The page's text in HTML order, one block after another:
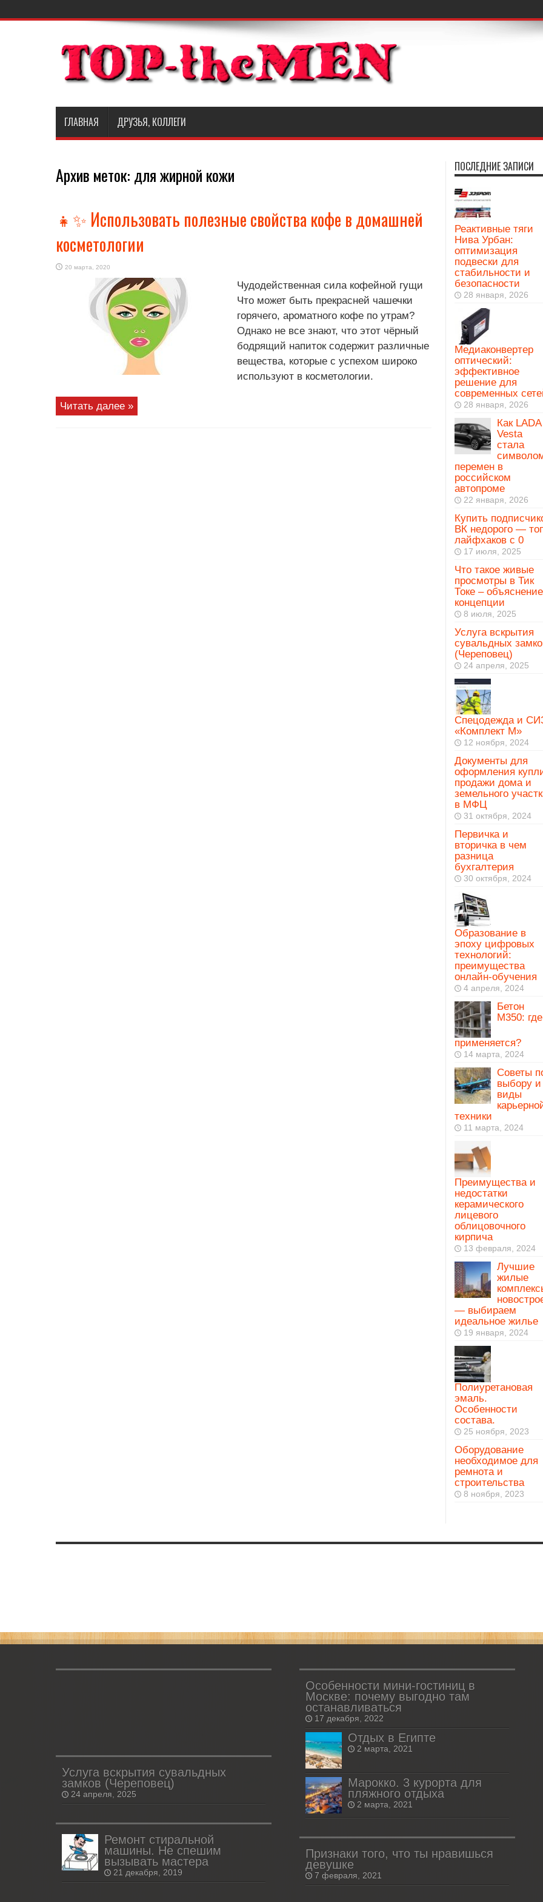
ГЛАВНАЯ ДРУЗЬЯ, КОЛЛЕГИ
Архив меток: для жирной кожи
👧✨ Использовать полезные свойства кофе в домашней
косметологии
20 марта, 2020
Чудодейственная сила кофейной гущи
Что может быть прекрасней чашечки
горячего, ароматного кофе по утрам?
Однако не все знают, что этот чёрный
бодрящий напиток содержит различные
вещества, которые с успехом широко
используют в косметологии.
Читать далее »
ПОСЛЕДНИЕ ЗАПИСИ
Реактивные тяги
Нива Урбан:
оптимизация
подвески для
стабильности и
безопасности
28 января, 2026
Медиаконвертер
оптический:
эффективное
решение для
современных
28 января, 2026
Как LADA
Vesta
стала
перемен в
российском
автопроме
22 января, 2026
Купить
ВК недорого —
лайфхаков с 0
17 июля, 2025
Что такое живые
просмотры в Тик
Токе – объяснение
концепции
8 июля, 2025
Услуга вскрытия
сувальдных
(Череповец)
24 апреля, 2025
Спецодежда и
«Комплект М»
12 ноября, 2024
Документы для
оформления
продажи дома и
земельного
в МФЦ
31 октября, 2024
Первичка и
вторичка в чем
разница
бухгалтерия
30 октября, 2024
Образование в
эпоху цифровых
технологий:
преимущества
онлайн-обучения
4 апреля, 2024
Бетон
М350: где
применяется?
14 марта, 2024
Советы
выбору и
виды
техники
11 марта, 2024
Преимущества и
недостатки
керамического
лицевого
облицовочного
кирпича
13 февраля, 2024
Лучшие
жилые
— выбираем
идеальное жилье
19 января, 2024
Полиуретановая
эмаль.
Особенности
состава.
25 ноября, 2023
Оборудование
необходимое для
ремнота и
строительства
8 ноября, 2023
Услуга вскрытия сувальдных
замков (Череповец)
24 апреля, 2025
Ремонт стиральной
машины. Не спешим
вызывать мастера
21 декабря, 2019
Особенности мини-гостиниц в
Москве: почему выгодно там
останавливаться
17 декабря, 2022
Отдых в Египте
2 марта, 2021
Марокко. 3 курорта для
пляжного отдыха
2 марта, 2021
Признаки того, что ты нравишься
девушке
7 февраля, 2021